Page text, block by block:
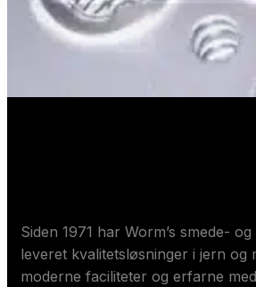
Siden 1971 har Worm’s smede-
leveret kvalitetsløsninger i jern og
moderne faciliteter og erfarne